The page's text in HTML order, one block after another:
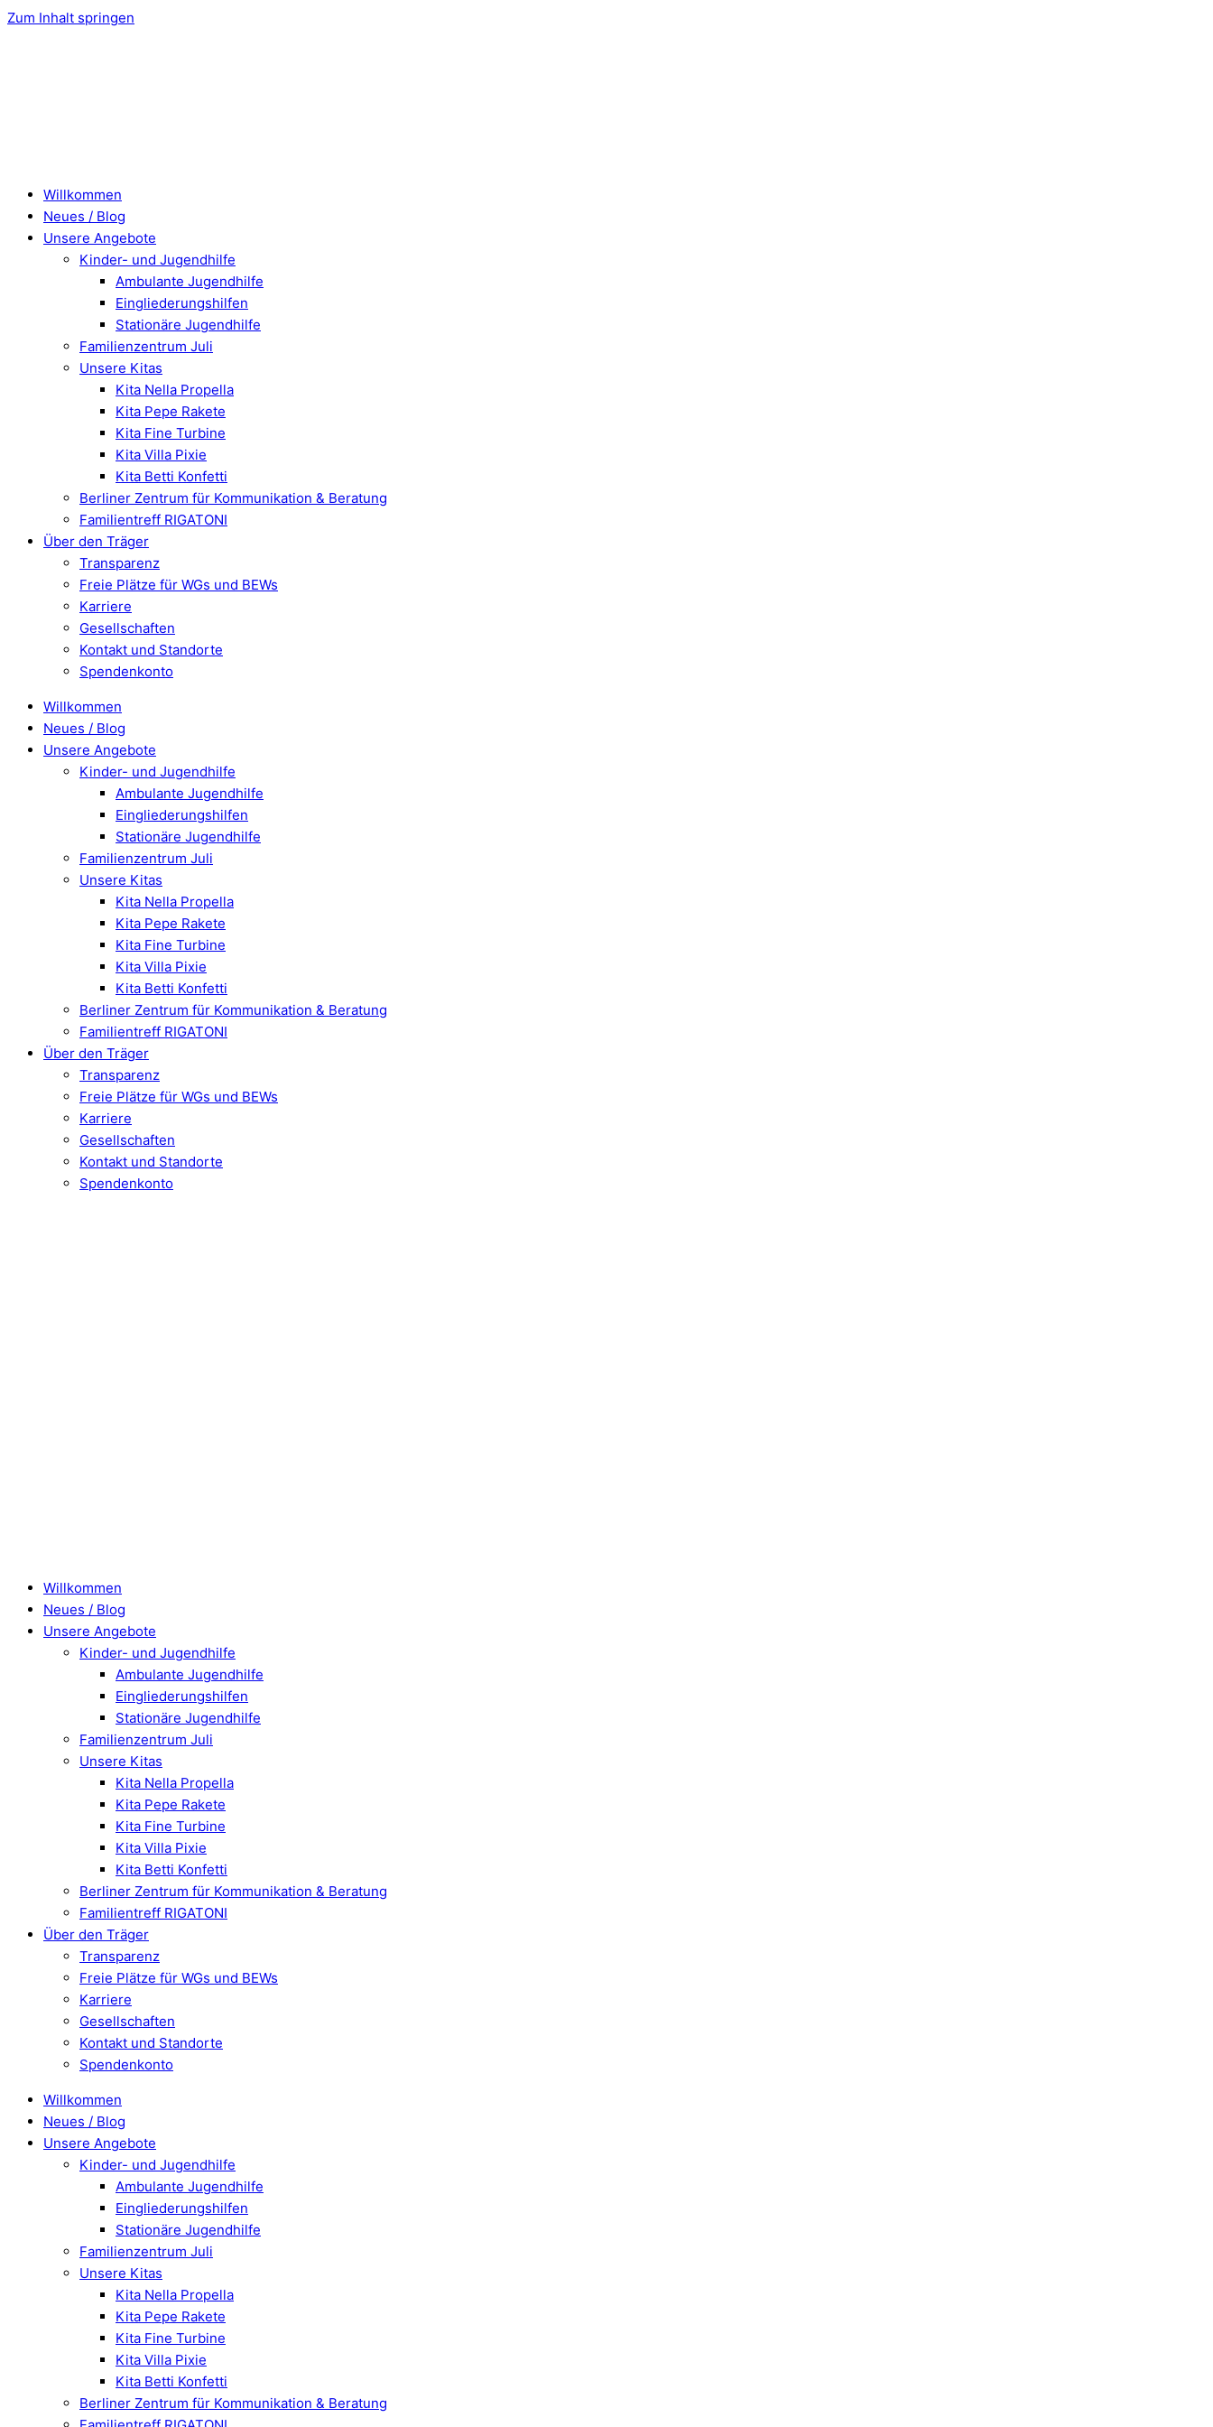
Zum Inhalt springen
Willkommen
Neues / Blog
Unsere Angebote
Kinder- und Jugendhilfe
Ambulante Jugendhilfe
Eingliederungshilfen
Stationäre Jugendhilfe
Familienzentrum Juli
Unsere Kitas
Kita Nella Propella
Kita Pepe Rakete
Kita Fine Turbine
Kita Villa Pixie
Kita Betti Konfetti
Berliner Zentrum für Kommunikation & Beratung
Familientreff RIGATONI
Über den Träger
Transparenz
Freie Plätze für WGs und BEWs
Karriere
Gesellschaften
Kontakt und Standorte
Spendenkonto
Willkommen
Neues / Blog
Unsere Angebote
Kinder- und Jugendhilfe
Ambulante Jugendhilfe
Eingliederungshilfen
Stationäre Jugendhilfe
Familienzentrum Juli
Unsere Kitas
Kita Nella Propella
Kita Pepe Rakete
Kita Fine Turbine
Kita Villa Pixie
Kita Betti Konfetti
Berliner Zentrum für Kommunikation & Beratung
Familientreff RIGATONI
Über den Träger
Transparenz
Freie Plätze für WGs und BEWs
Karriere
Gesellschaften
Kontakt und Standorte
Spendenkonto
Willkommen
Neues / Blog
Unsere Angebote
Kinder- und Jugendhilfe
Ambulante Jugendhilfe
Eingliederungshilfen
Stationäre Jugendhilfe
Familienzentrum Juli
Unsere Kitas
Kita Nella Propella
Kita Pepe Rakete
Kita Fine Turbine
Kita Villa Pixie
Kita Betti Konfetti
Berliner Zentrum für Kommunikation & Beratung
Familientreff RIGATONI
Über den Träger
Transparenz
Freie Plätze für WGs und BEWs
Karriere
Gesellschaften
Kontakt und Standorte
Spendenkonto
Willkommen
Neues / Blog
Unsere Angebote
Kinder- und Jugendhilfe
Ambulante Jugendhilfe
Eingliederungshilfen
Stationäre Jugendhilfe
Familienzentrum Juli
Unsere Kitas
Kita Nella Propella
Kita Pepe Rakete
Kita Fine Turbine
Kita Villa Pixie
Kita Betti Konfetti
Berliner Zentrum für Kommunikation & Beratung